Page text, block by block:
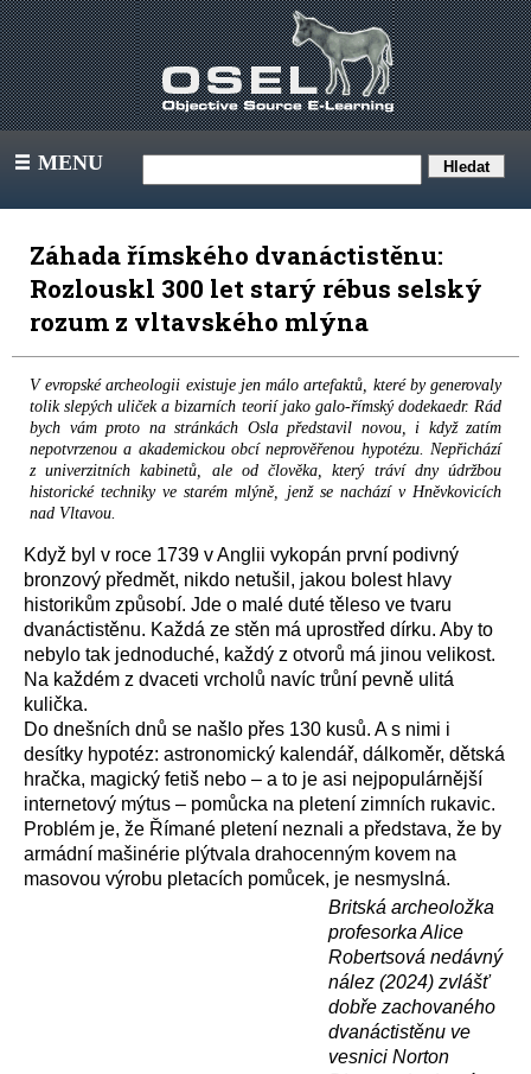
III MENU
Záhada římského dvanáctistěnu:
Rozlouskl 300 let starý rébus selský
rozum z vltavského mlýna
V evropské archeologii existuje jen málo artefaktů, které by generovaly
tolik slepých uliček a bizarních teorií jako galo-římský dodekaedr. Rád
bych vám proto na stránkách Osla představil novou, i když zatím
nepotvrzenou a akademickou obcí neprověřenou hypotézu. Nepřichází
z univerzitních kabinetů, ale od člověka, který tráví dny údržbou
historické techniky ve starém mlýně, jenž se nachází v Hněvkovicích
nad Vltavou.
Když byl v roce 1739 v Anglii vykopán první podivný
bronzový předmět, nikdo netušil, jakou bolest hlavy
historikům způsobí. Jde o malé duté těleso ve tvaru
dvanáctistěnu. Každá ze stěn má uprostřed dírku. Aby to
nebylo tak jednoduché, každý z otvorů má jinou velikost.
Na každém z dvaceti vrcholů navíc trůní pevně ulitá
kulička.
Do dnešních dnů se našlo přes 130 kusů. A s nimi i
desítky hypotéz: astronomický kalendář, dálkoměr, dětská
hračka, magický fetiš nebo – a to je asi nejpopulárnější
internetový mýtus – pomůcka na pletení zimních rukavic.
Problém je, že Římané pletení neznali a představa, že by
armádní mašinérie plýtvala drahocenným kovem na
masovou výrobu pletacích pomůcek, je nesmyslná.
Britská archeoložka
profesorka Alice
Robertsová nedávný
nález (2024) zvlášť
dobře zachovaného
dvanáctistěnu ve
vesnici Norton